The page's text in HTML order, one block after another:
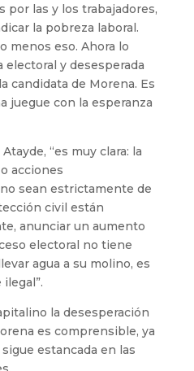
por las y los trabajadores,
la pobreza laboral.
menos eso. Ahora lo
y desesperada
candidata de Morena. Es
juegue con la esperanza
“es muy clara: la
acciones
sean estrictamente de
civil están
anunciar un aumento
electoral no tiene
agua a su molino, es
la desesperación
es comprensible, ya
estancada en las